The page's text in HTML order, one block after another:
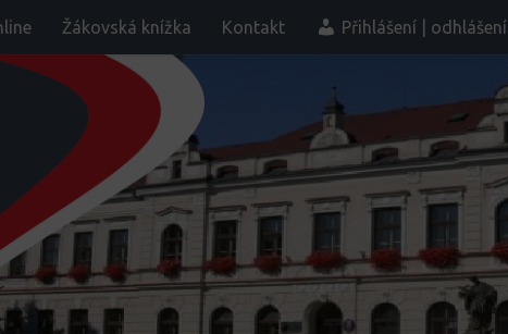
Žákovská knížka Kontakt Přihlášení | odhlášení